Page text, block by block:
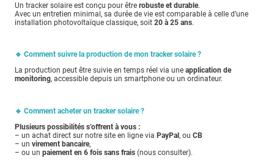
Un tracker solaire est conçu pour être robuste et durable.
Avec un entretien minimal, sa durée de vie est comparable à celle d’une
installation photovoltaïque classique, soit 20 à 25 ans.
🔹 Comment suivre la production de mon tracker solaire ?
La production peut être suivie en temps réel via une application de
monitoring, accessible depuis un smartphone ou un ordinateur.
🔹 Comment acheter un tracker solaire ?
Plusieurs possibilités s’offrent à vous :
– un achat direct sur notre site en ligne via PayPal , ou CB
– un virement bancaire,
– ou un paiement en 6 fois sans frais (nous consulter).